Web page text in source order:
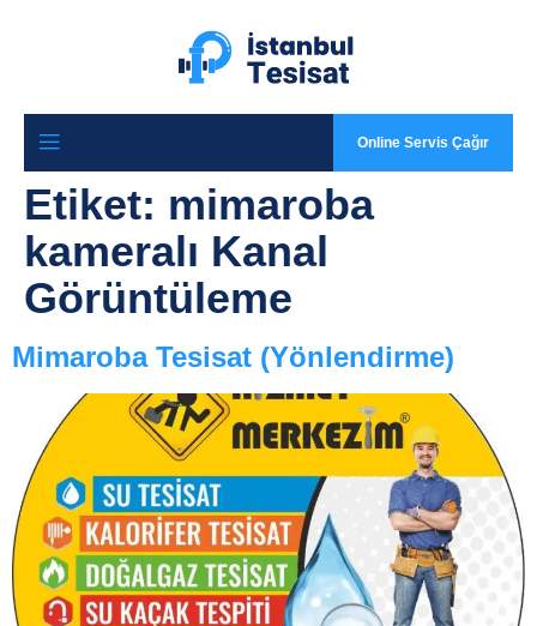
Online Servis Çağır
Etiket: mimaroba
kameralı Kanal
Görüntüleme
Mimaroba Tesisat (Yönlendirme)